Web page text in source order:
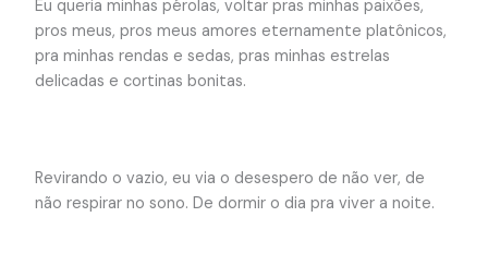
Eu queria minhas pérolas, voltar pras minhas paixões,
pros meus, pros meus amores eternamente platônicos,
pra minhas rendas e sedas, pras minhas estrelas
delicadas e cortinas bonitas.
Revirando o vazio, eu via o desespero de não ver, de
não respirar no sono. De dormir o dia pra viver a noite.